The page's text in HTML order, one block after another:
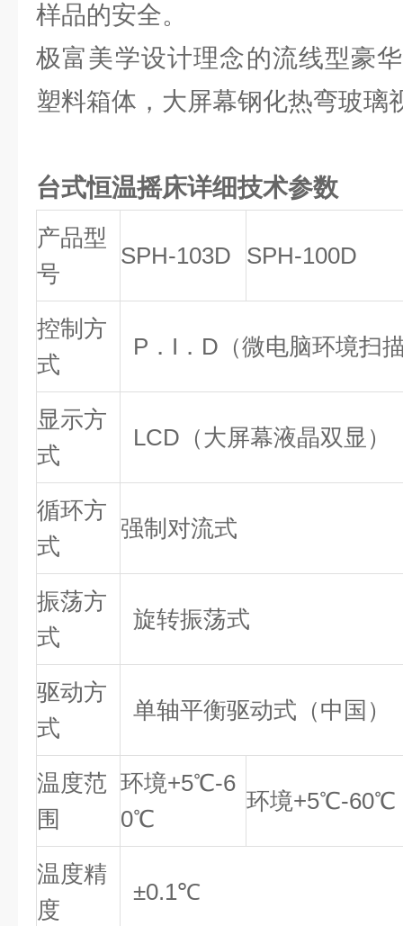
样品的安全。
极富美学设计理念的流线型豪
塑料箱体，大屏幕钢化热弯玻璃
台式恒温摇床详细技术参数
产品型
号
SPH-103D SPH-100D
控制方
式
P．I．D（微电脑环境扫
显示方
式
LCD（大屏幕液晶双显）
循环方
式
强制对流式
振荡方
式
旋转振荡式
驱动方
式
单轴平衡驱动式（中国）
温度范
围
环境+5℃-6
0℃
环境+5℃-60℃
温度精
度
±0.1℃